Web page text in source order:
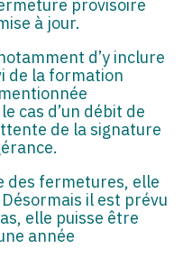
provisoire
à jour.
d’y inclure
de la formation
cas d’un débit de
de la signature
des fermetures, elle
il est prévu
elle puisse être
année